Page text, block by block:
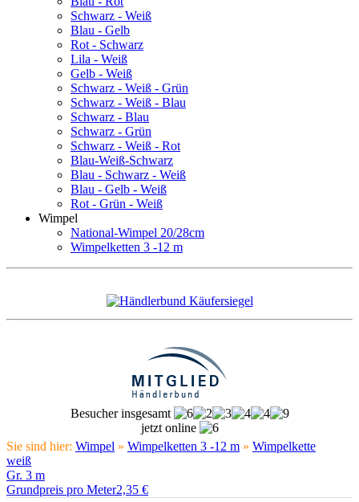
Schwarz - Weiß
Blau - Gelb
Rot - Schwarz
Lila - Weiß
Gelb - Weiß
Schwarz - Weiß - Grün
Schwarz - Weiß - Blau
Schwarz - Blau
Schwarz - Grün
Schwarz - Weiß - Rot
Blau-Weiß-Schwarz
Blau - Schwarz - Weiß
Blau - Gelb - Weiß
Rot - Grün - Weiß
Wimpel
National-Wimpel 20/28cm
Wimpelketten 3 -12 m
Besucher insgesamt
jetzt online
Sie sind hier: Wimpel » Wimpelketten 3 -12 m » Wimpelkette
weiß
Gr. 3 m
Grundpreis pro Meter2,35 €